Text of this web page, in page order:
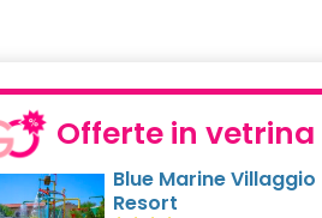
Offerte in vetrina
Blue Marine Villaggio
Resort